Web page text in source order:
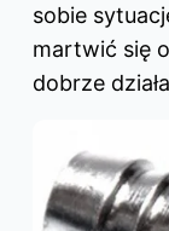
sobie
martwić się
dobrze